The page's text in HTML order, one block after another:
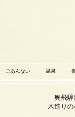
ごあんない 温泉
奥飛
木造り